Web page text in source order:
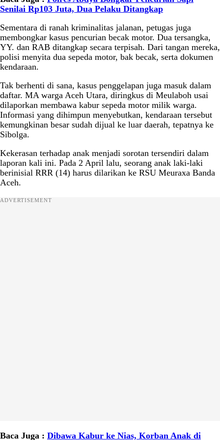
Senilai Rp103 Juta, Dua Pelaku Ditangkap
Sementara di ranah kriminalitas jalanan, petugas juga
membongkar kasus pencurian becak motor. Dua tersangka,
YY. dan RAB ditangkap secara terpisah. Dari tangan mereka,
polisi menyita dua sepeda motor, bak becak, serta dokumen
kendaraan.
Tak berhenti di sana, kasus penggelapan juga masuk dalam
daftar. MA warga Aceh Utara, diringkus di Meulaboh usai
dilaporkan membawa kabur sepeda motor milik warga.
Informasi yang dihimpun menyebutkan, kendaraan tersebut
kemungkinan besar sudah dijual ke luar daerah, tepatnya ke
Sibolga.
Kekerasan terhadap anak menjadi sorotan tersendiri dalam
laporan kali ini. Pada 2 April lalu, seorang anak laki-laki
berinisial RRR (14) harus dilarikan ke RSU Meuraxa Banda
Aceh.
ADVERTISEMENT
Baca Juga : Dibawa Kabur ke Nias, Korban Anak di